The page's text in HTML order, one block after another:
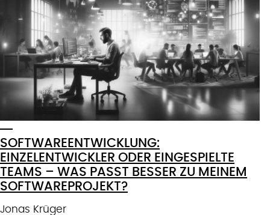
SOFTWAREENTWICKLUNG:
EINZELENTWICKLER ODER EINGESPIELTE
TEAMS – WAS PASST BESSER ZU MEINEM
SOFTWAREPROJEKT?
Jonas Krüger